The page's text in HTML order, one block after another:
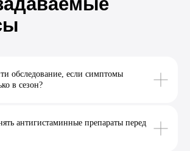
обследование, если симптомы
в сезон?
антигистаминные препараты перед